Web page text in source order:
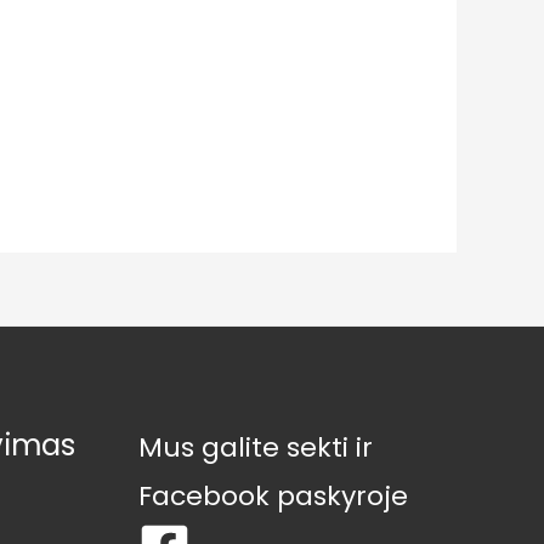
Mus galite sekti ir
Facebook paskyroje